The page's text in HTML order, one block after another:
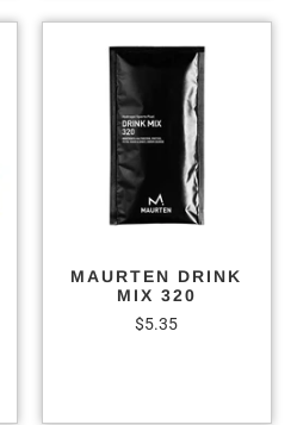
MAURTEN DRINK
MIX 320
$5.35